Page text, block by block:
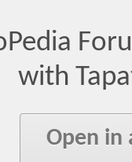
with
Open in